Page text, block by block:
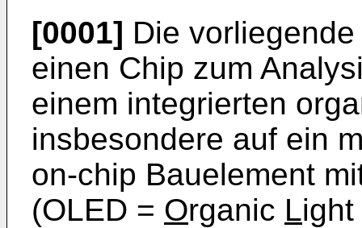
[0001] Die
einen Chip zum
einem integrierten
insbesondere auf ein
on-chip Bauelement
(OLED = Organic Light